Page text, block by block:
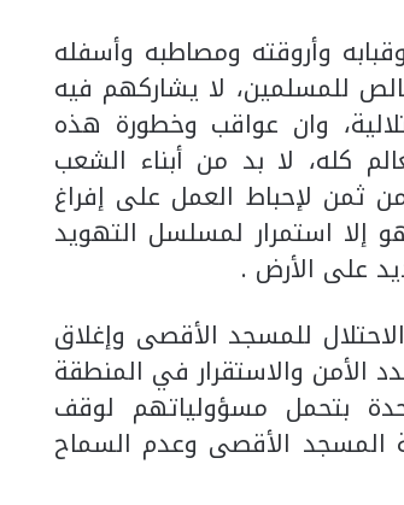
وأروقته ومصاطبه وأسفله
للمسلمين، لا يشاركهم فيه
وان عواقب وخطورة هذه
كله، لا بد من أبناء الشعب
ثمن لإحباط العمل على إفراغ
إلا استمرار لمسلسل التهويد
على الأرض .
للمسجد الأقصى وإغلاق
الأمن والاستقرار في المنطقة
بتحمل مسؤولياتهم لوقف
المسجد الأقصى وعدم السماح